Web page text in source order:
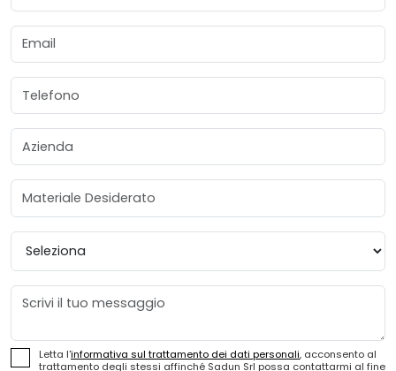
Email
Telefono
Azienda
Materiale Desiderato
Provincia
Messaggio
Letta l'informativa sul trattamento dei dati personali, acconsento al
trattamento degli stessi affinché Sadun Srl possa contattarmi al fine